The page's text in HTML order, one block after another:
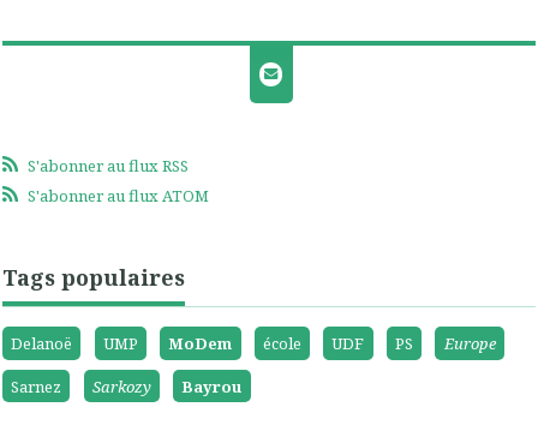
S'abonner au flux RSS
S'abonner au flux ATOM
Tags populaires
Delanoë UMP MoDem école UDF PS
Europe
Sarnez
Sarkozy Bayrou